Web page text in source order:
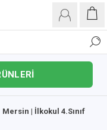
Mersin | İlkokul 4.Sınıf